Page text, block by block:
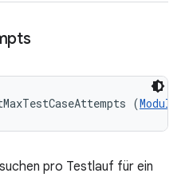
(
pro Testlauf für ein